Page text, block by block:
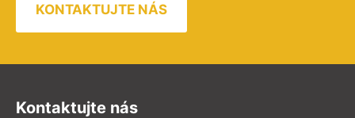
KONTAKTUJTE NÁS
Kontaktujte nás